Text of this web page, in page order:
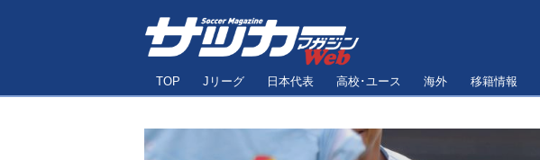
TOP Jリーグ 日本代表 高校･ユース 海外 移籍情報